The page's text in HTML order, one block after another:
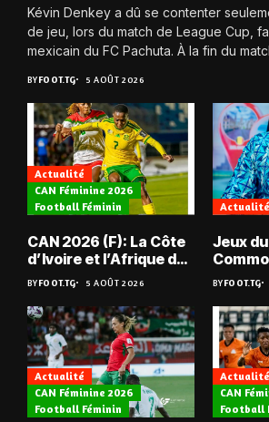
Kévin Denkey a dû se contenter
de jeu, lors du match de League Cup,
mexicain du FC Pachuta. À la fin du
BYFOOT.TG 5 AOÛT 2026
Actualité
CAN Féminine 2026
Football Féminin
CAN 2026 (F): La Côte
d’Ivoire et l’Afrique du
Sud en quarts
BYFOOT.TG 5 AOÛT 2026
Actualité
Jeux du
« Les
BYFOOT.TG
Actualité
CAN Féminine 2026
Football Féminin
Actualité
CAN
Football